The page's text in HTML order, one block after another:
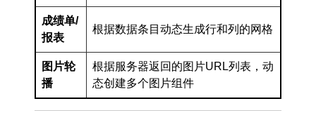
成绩单/
报表
根据数据条目动态生成行和列的网格
图片轮
播
根据服务器返回的图片URL列表，动
态创建多个图片组件